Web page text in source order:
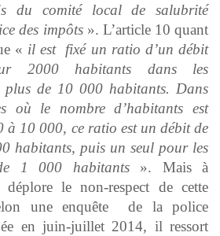
du comité local de salubrité
des impôts ». L’article 10 quant
« il est fixé un ratio d’un débit
2000 habitants dans les
plus de 10 000 habitants. Dans
où le nombre d’habitants est
à 10 000, ce ratio est un débit de
habitants, puis un seul pour les
1 000 habitants». Mais à
le non-respect de cette
une enquête de la police
en juin-juillet 2014, il ressort